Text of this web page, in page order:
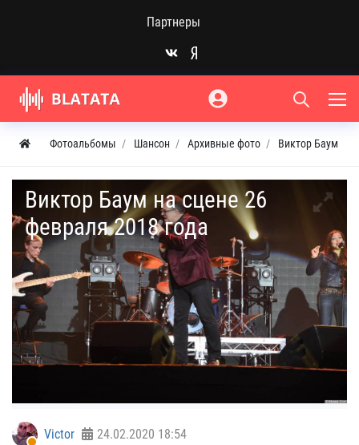
Партнеры
Фотоальбомы Шансон Архивные фото Виктор Баум
Виктор Баум на сцене 26
февраля 2018 года
Victor 24.02.2020 18:54